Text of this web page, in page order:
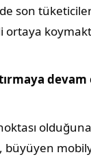
son
devam
büyüyen